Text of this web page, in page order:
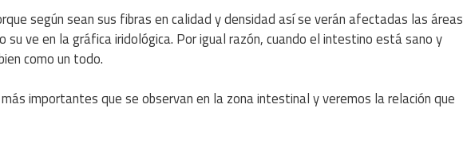
según sean sus fibras en calidad y densidad así se verán afectadas las áreas
ve en la gráfica iridológica. Por igual razón, cuando el intestino está sano y
como un todo.
importantes que se observan en la zona intestinal y veremos la relación que